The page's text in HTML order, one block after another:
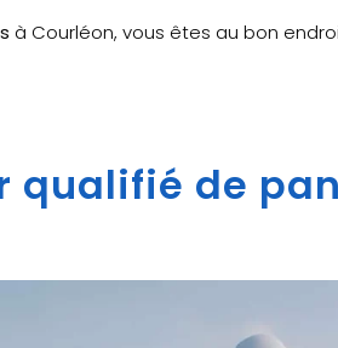
à Courléon, vous êtes au bon
qualifié de